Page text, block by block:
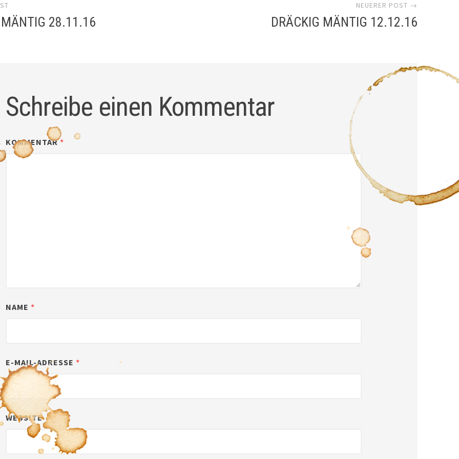
MÄNTIG 28.11.16
NEUERER POST →
DRÄCKIG MÄNTIG 12.12.16
Schreibe einen Kommentar
KOMMENTAR*
NAME*
E-MAIL-ADRESSE*
WEBSITE